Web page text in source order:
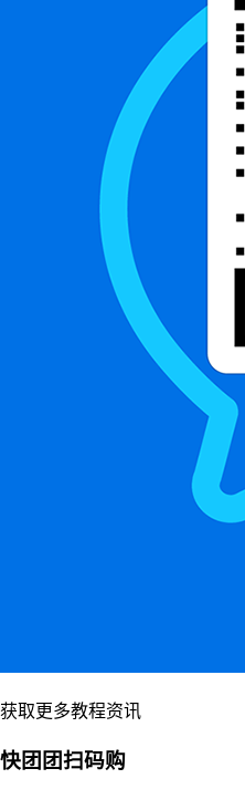
获取更多教程资讯
快团团扫码购